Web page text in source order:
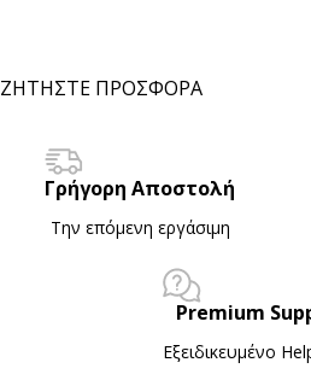
ΖΗΤΗΣΤΕ ΠΡΟΣΦΟΡΑ
Γρήγορη Αποστολή
Την επόμενη εργάσιμη
Premium
Εξειδικευμένο